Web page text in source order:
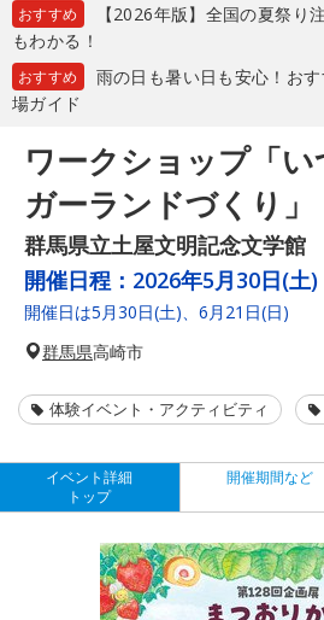
おすすめ
【2026年版】全国の夏祭り
もわかる！
おすすめ
雨の日も暑い日も安心！お
場ガイド
ワークショップ「
ガーランドづくり」
群馬県立土屋文明記念文学館
開催日程： 2026年5月30日(土
開催日は5月30日(土)、6月21日(日)
群馬県高崎市
体験イベント・アクティビティ
イベント詳細
トップ
開催期間など